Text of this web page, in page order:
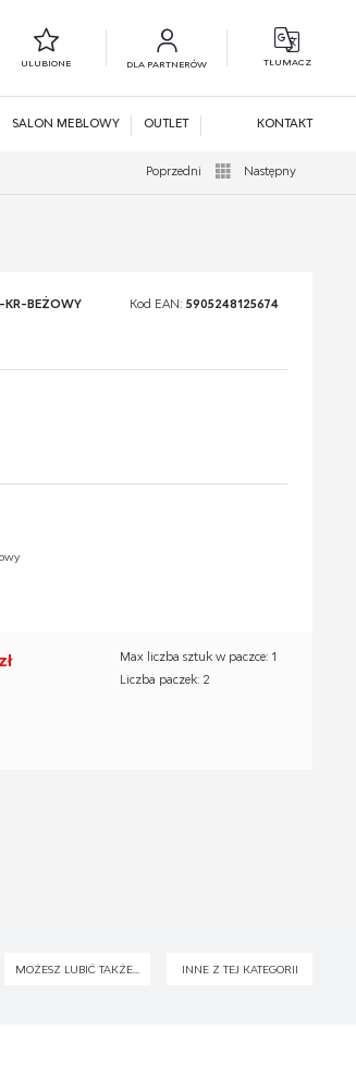
ULUBIONE DLA PARTNERÓW TŁUMACZ
SALON MEBLOWY OUTLET KONTAKT
Poprzedni Następny
BEŻOWY Kod EAN: 5905248125674
Max liczba sztuk w paczce: 1
Liczba paczek: 2
MOŻESZ LUBIĆ TAKŻE... INNE Z TEJ KATEGORII